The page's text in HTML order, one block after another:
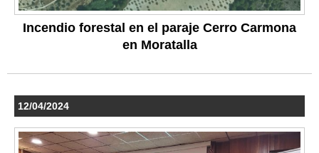
Incendio forestal en el paraje Cerro Carmona
en Moratalla
12/04/2024